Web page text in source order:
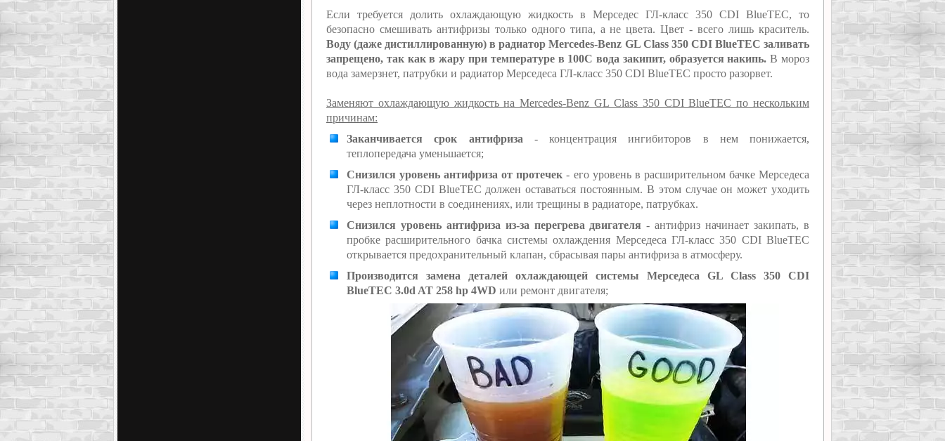
Если требуется долить охлаждающую жидкость в Мерседес ГЛ-класс 350 CDI BlueTEC, то
безопасно смешивать антифризы только одного типа, а не цвета. Цвет - всего лишь краситель.
Воду (даже дистиллированную) в радиатор Mercedes-Benz GL Class 350 CDI BlueTEC заливать
запрещено, так как в жару при температуре в 100С вода закипит, образуется накипь. В мороз
вода замерзнет, патрубки и радиатор Мерседеса ГЛ-класс 350 CDI BlueTEC просто разорвет.
Заменяют охлаждающую жидкость на Mercedes-Benz GL Class 350 CDI BlueTEC по нескольким
причинам:
Заканчивается срок антифриза - концентрация ингибиторов в нем понижается,
теплопередача уменьшается;
Снизился уровень антифриза от протечек - его уровень в расширительном бачке Мерседеса
ГЛ-класс 350 CDI BlueTEC должен оставаться постоянным. В этом случае он может уходить
через неплотности в соединениях, или трещины в радиаторе, патрубках.
Снизился уровень антифриза из-за перегрева двигателя - антифриз начинает закипать, в
пробке расширительного бачка системы охлаждения Мерседеса ГЛ-класс 350 CDI BlueTEC
открывается предохранительный клапан, сбрасывая пары антифриза в атмосферу.
Производится замена деталей охлаждающей системы Мерседеса GL Class 350 CDI
BlueTEC 3.0d AT 258 hp 4WD или ремонт двигателя;